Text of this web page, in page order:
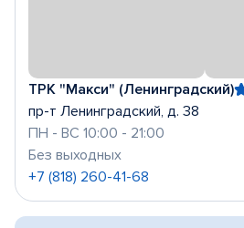
ТРК "Макси" (Ленинградский)
пр-т Ленинградский, д. 38
ПН - ВС 10:00 - 21:00
Без выходных
+7 (818) 260-41-68